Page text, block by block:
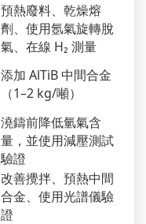
預熱廢料、乾燥熔
劑、使用氬氣旋轉脫
氣、在線 H₂ 測量
添加 AlTiB 中間合金
（1–2 kg/噸）
澆鑄前降低氫氣含
量，並使用減壓測試
驗證
改善攪拌、預熱中間
合金、使用光譜儀驗
證